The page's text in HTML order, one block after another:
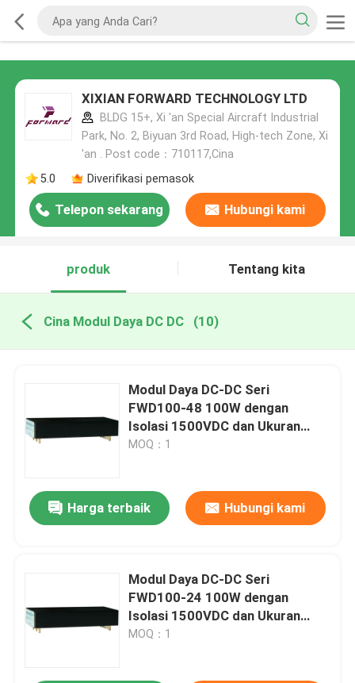
XIXIAN FORWARD TECHNOLOGY LTD
BLDG 15+, Xi 'an Special Aircraft Industrial
Park, No. 2, Biyuan 3rd Road, High-tech Zone, Xi
'an . Post code：710117,Cina
5.0
Diverifikasi pemasok
Telepon sekarang Hubungi kami
produk Tentang kita
Cina Modul Daya DC DC (10)
Modul Daya DC-DC Seri
FWD100-48 100W dengan
Isolasi 1500VDC dan Ukuran
Ultra-kompak untuk Aplikasi
MOQ：1
Harga terbaik Hubungi kami
Modul Daya DC-DC Seri
FWD100-24 100W dengan
Isolasi 1500VDC dan Ukuran
Ultra-kompak untuk Aplikasi
MOQ：1